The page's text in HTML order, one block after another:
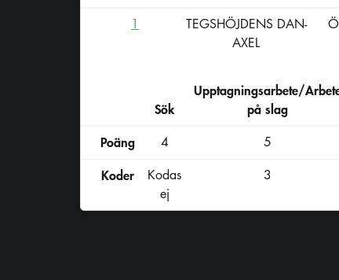
1
TEGSHÖJDENS DAN-
AXEL
Sök
Upptagningsarbete/
på slag
Poäng
4 5
Koder
Kodas
ej
3